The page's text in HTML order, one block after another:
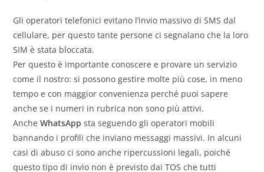
Gli operatori telefonici evitano l’invio massivo di SMS dal
cellulare, per questo tante persone ci segnalano che la loro
SIM è stata bloccata.
Per questo è importante conoscere e provare un servizio
come il nostro: si possono gestire molte più cose, in meno
tempo e con maggior convenienza perché puoi sapere
anche se i numeri in rubrica non sono più attivi.
AncheWhatsApp sta seguendo gli operatori mobili
bannando i profili che inviano messaggi massivi. In alcuni
casi di abuso ci sono anche ripercussioni legali, poiché
questo tipo di invio non è previsto dai TOS che tutti